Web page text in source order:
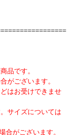
品です。
がございます。
はお受けできませ
サイズについては
合がございます。